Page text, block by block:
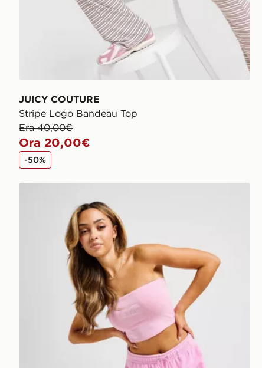
JUICY COUTURE
Stripe Logo Bandeau Top
Era 40,00€
Ora 20,00€
-50%